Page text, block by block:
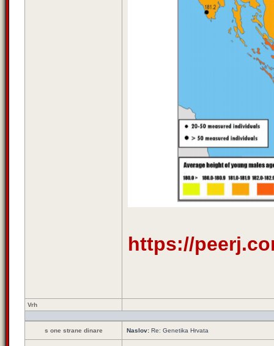
https://
Vrh
s one strane dinare Naslov: Re: Genetika Hrvata